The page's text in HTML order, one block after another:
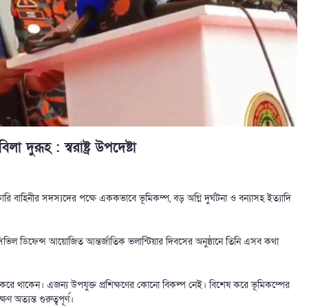
দুরূহ : স্বরাষ্ট্র উপদেষ্টা
বাহিনীর সদস্যদের পক্ষে এককভাবে ভূমিকম্প, বড় অগ্নি দুর্ঘটনা ও বন্যাসহ ইত্যাদি
সিভিল ডিফেন্স আয়োজিত আন্তর্জাতিক ভলান্টিয়ার দিবসের অনুষ্ঠানে তিনি এসব কথা
করে থাকেন। এজন্য উপযুক্ত প্রশিক্ষণের কোনো বিকল্প নেই। বিশেষ করে ভূমিকম্পের
অত্যন্ত গুরুত্বপূর্ণ।